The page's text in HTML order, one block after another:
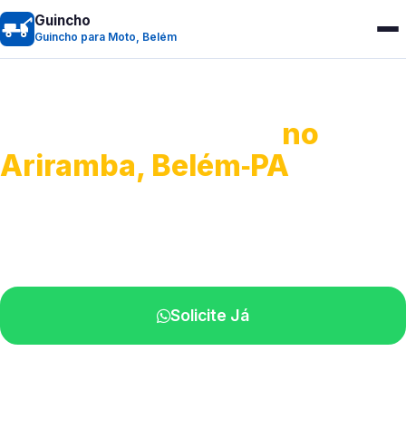
Guincho
Guincho para Moto, Belém
no
Ariramba, Belém‑PA
Solicite Já